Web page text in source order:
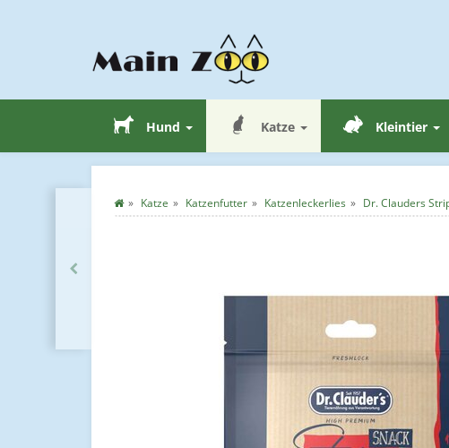
Hund Katze Kleintier
Katze Katzenfutter Katzenleckerlies Dr. Clauders